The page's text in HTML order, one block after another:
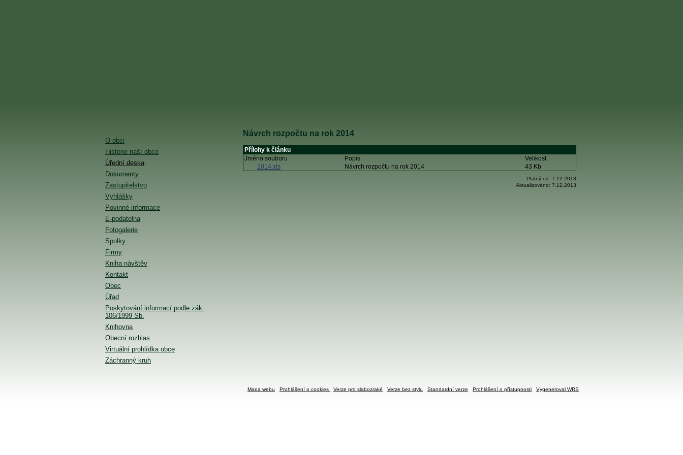
O obci
Historie naší obce
Úřední deska
Dokumenty
Zastupitelstvo
Vyhlášky
Povinné informace
E-podatelna
Fotogalerie
Spolky
Firmy
Kniha návštěv
Kontakt
Obec
Úřad
Poskytování informací podle zák.
106/1999 Sb.
Knihovna
Obecní rozhlas
Virtuální prohlídka obce
Záchranný kruh
Návrch rozpočtu na rok 2014
Přílohy k článku
Jméno souboru
Popis
Velikost
2014.xls
Návrch rozpočtu na rok 2014 43 Kb
Platný od: 7.12.2013
Aktualizováno: 7.12.2013
Mapa webu Prohlášení o cookies Verze pro slabozraké Verze bez stylu Standardní verze Prohlášení o přístupnosti Vygeneroval WRS